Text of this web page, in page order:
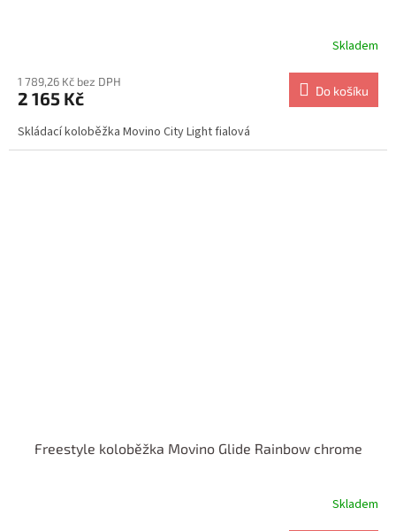
Skladem
1 789,26 Kč bez DPH
2 165 Kč Do košíku
Skládací koloběžka Movino City Light fialová
Freestyle koloběžka Movino Glide Rainbow chrome
Skladem